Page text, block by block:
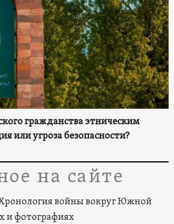
гражданства этническим
или угроза безопасности?
на сайте
Хронология войны вокруг Южной
и фотографиях